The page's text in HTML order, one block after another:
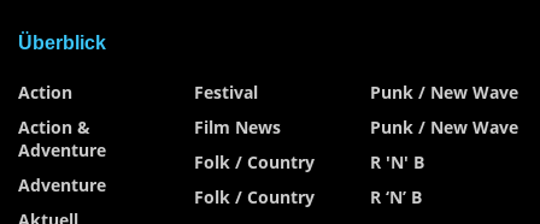
Überblick
Action
Action &
Adventure
Adventure
Festival
Film News
Folk / Country
Folk / Country
Punk / New Wave
Punk / New Wave
R 'n' B
R ‘n’ B